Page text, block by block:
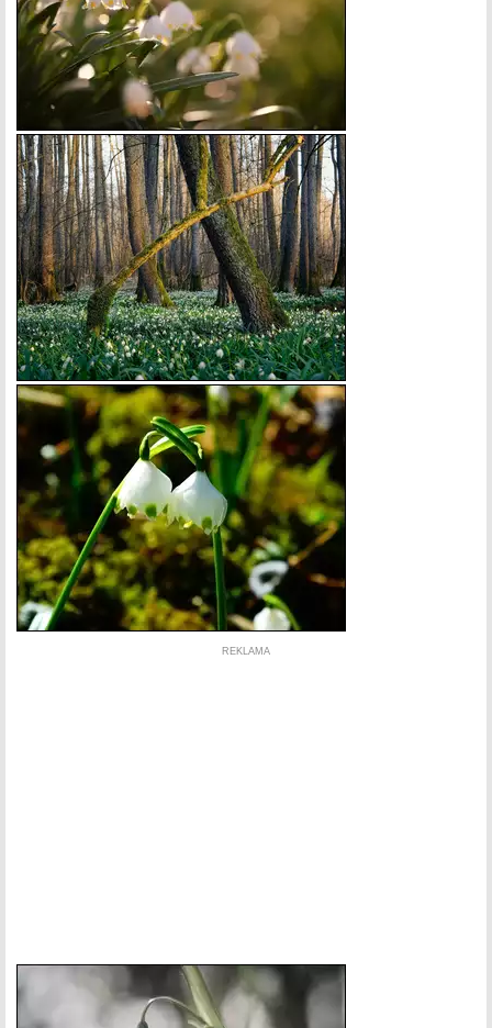
REKLAMA